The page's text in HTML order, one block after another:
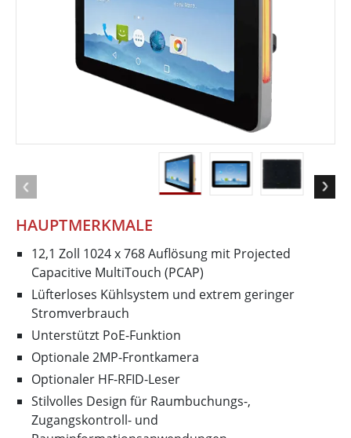
HAUPTMERKMALE
12,1 Zoll 1024 x 768 Auflösung mit Projected
Capacitive MultiTouch (PCAP)
Lüfterloses Kühlsystem und extrem geringer
Stromverbrauch
Unterstützt PoE-Funktion
Optionale 2MP-Frontkamera
Optionaler HF-RFID-Leser
Stilvolles Design für Raumbuchungs-,
Zugangskontroll- und